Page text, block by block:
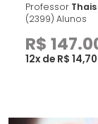
Professor
(2399) Alunos
R$
12x de R$ 14,70